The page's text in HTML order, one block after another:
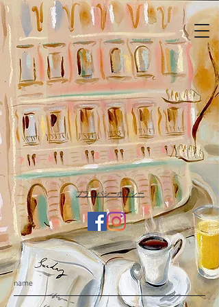
​プライバシーポリシー